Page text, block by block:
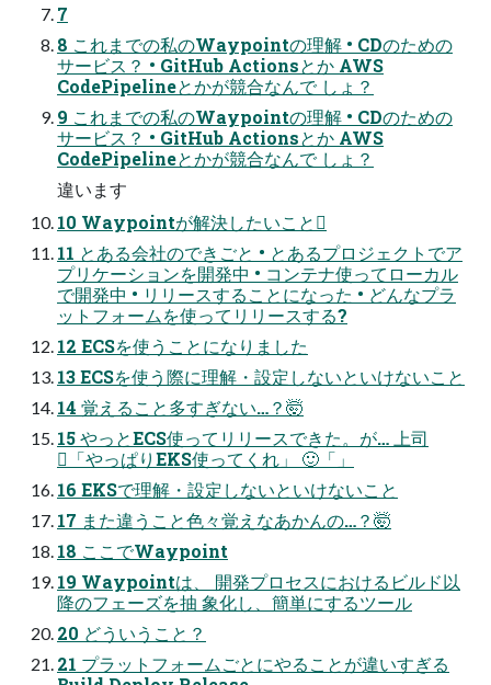
7
8 これまでの私のWaypointの理解 • CDのための
サービス？ • GitHub Actionsとか AWS
CodePipelineとかが競合なんで しょ？
9 これまでの私のWaypointの理解 • CDのための
サービス？ • GitHub Actionsとか AWS
CodePipelineとかが競合なんで しょ？
違います
10 Waypointが解決したいこと󰢏
11 とある会社のできごと • とあるプロジェクトでア
プリケーションを開発中 • コンテナ使ってローカル
で開発中 • リリースすることになった • どんなプラ
ットフォームを使ってリリースする?
12 ECSを使うことになりました
13 ECSを使う際に理解・設定しないといけないこと
14 覚えること多すぎない…？🤯
15 やっとECS使ってリリースできた。が… 上司
󰸥「やっぱりEKS使ってくれ」 🙂「」
16 EKSで理解・設定しないといけないこと
17 また違うこと色々覚えなあかんの…？🤯
18 ここでWaypoint
19 Waypointは、 開発プロセスにおけるビルド以
降のフェーズを抽 象化し、簡単にするツール
20 どういうこと？
21 プラットフォームごとにやることが違いすぎる